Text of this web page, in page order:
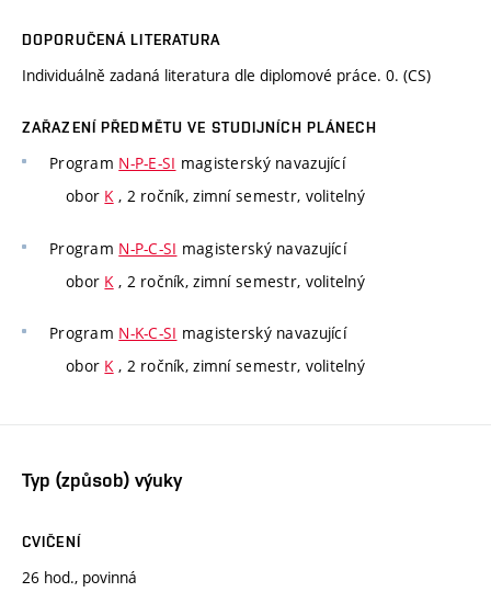
DOPORUČENÁ LITERATURA
Individuálně zadaná literatura dle diplomové práce. 0. (CS)
ZAŘAZENÍ PŘEDMĚTU VE STUDIJNÍCH PLÁNECH
Program N-P-E-SI magisterský navazující
obor K, 2 ročník, zimní semestr, volitelný
Program N-P-C-SI magisterský navazující
obor K , 2 ročník, zimní semestr, volitelný
Program N-K-C-SI magisterský navazující
obor K, 2 ročník, zimní semestr, volitelný
Typ (způsob) výuky
CVIČENÍ
26 hod., povinná